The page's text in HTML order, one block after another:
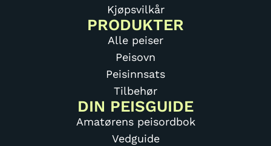
Kjøpsvilkår
PRODUKTER
Alle peiser
Peisovn
Peisinnsats
Tilbehør
DIN PEISGUIDE
Amatørens peisordbok
Vedguide